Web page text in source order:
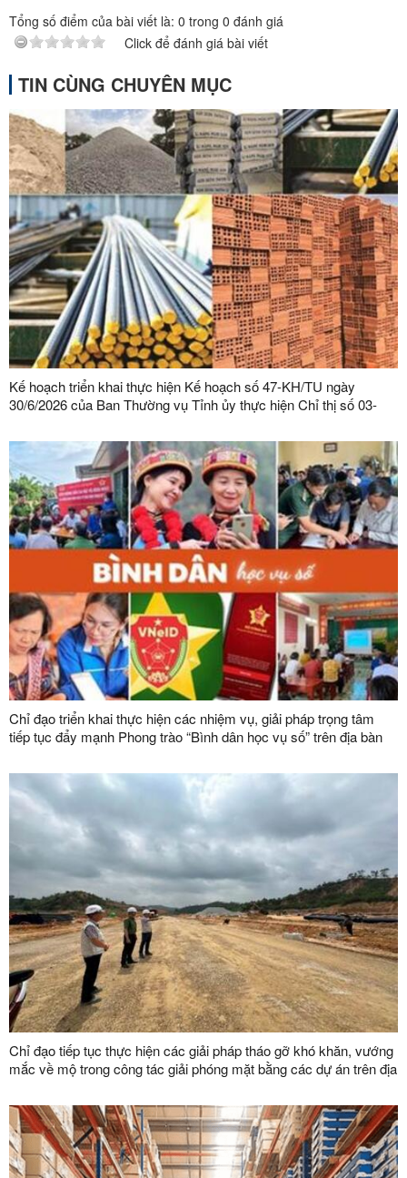
Tổng số điểm của bài viết là: 0 trong 0 đánh giá
Click để đánh giá bài viết
TIN CÙNG CHUYÊN MỤC
Kế hoạch triển khai thực hiện Kế hoạch số 47-KH/TU ngày
30/6/2026 của Ban Thường vụ Tỉnh ủy thực hiện Chỉ thị số 03-
đạo của Đảng đối với công tác quản lý, phát triển vật liệu xây
dựng trong giai đoạn mới
Chỉ đạo triển khai thực hiện các nhiệm vụ, giải pháp trọng tâm
tiếp tục đẩy mạnh Phong trào “Bình dân học vụ số” trên địa bàn
Chỉ đạo tiếp tục thực hiện các giải pháp tháo gỡ khó khăn, vướng
mắc về mộ trong công tác giải phóng mặt bằng các dự án trên địa